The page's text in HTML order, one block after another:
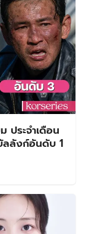
ประจำเดือน
ลลังก์อันดับ 1